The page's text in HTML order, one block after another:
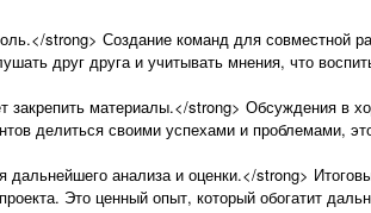
strong> Создание команд для совместной
друг друга и учитывать мнения, что
закрепить материалы.</strong> Обсуждения в
делиться своими успехами и проблемами,
анализа и оценки.</strong>
Это ценный опыт, который обогатит